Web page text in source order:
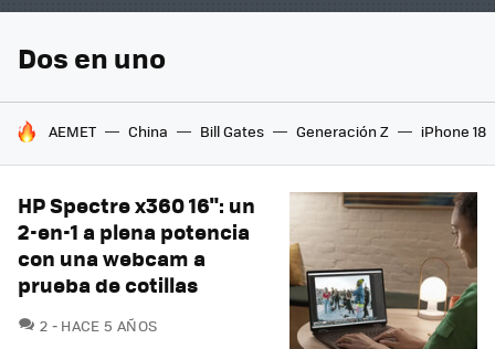
Dos en uno
HOY SE HABLA DE
AEMET China Bill Gates Generación Z iPhone 18
HP Spectre x360 16": un
2-en-1 a plena potencia
con una webcam a
prueba de cotillas
2 COMENTARIOS
HACE 5 AÑOS